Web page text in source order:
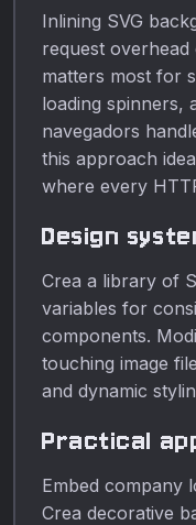
Inlining SVG
request
matters most for
loading spinners,
navegadors
this approach
where every
Design
Crea a library of
variables for
components.
touching image
and dynamic
Practical
Embed company
Crea decorative